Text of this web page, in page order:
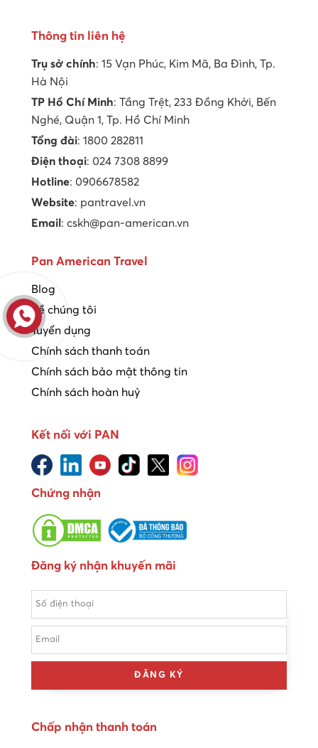
Thông tin liên hệ
Trụ sở chính: 15 Vạn Phúc, Kim Mã, Ba Đình, Tp.
Hà Nội
TP Hồ Chí Minh: Tầng Trệt, 233 Đồng Khởi, Bến
Nghé, Quận 1, Tp. Hồ Chí Minh
Tổng đài: 1800 282811
Điện thoại: 024 7308 8899
Hotline: 0906678582
Website: pantravel.vn
Email: cskh@pan-american.vn
Pan American Travel
Blog
Về chúng tôi
Tuyển dụng
Chính sách thanh toán
Chính sách bảo mật thông tin
Chính sách hoàn huỷ
Kết nối với PAN
Chứng nhận
Đăng ký nhận khuyến mãi
ĐĂNG KÝ
Chấp nhận thanh toán